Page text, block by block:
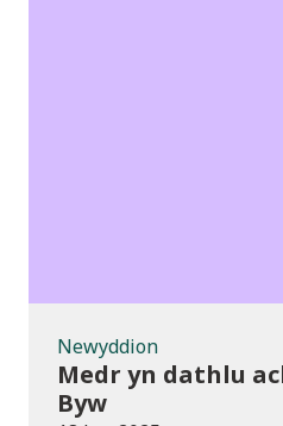
Newyddion
Medr yn dathlu
Byw